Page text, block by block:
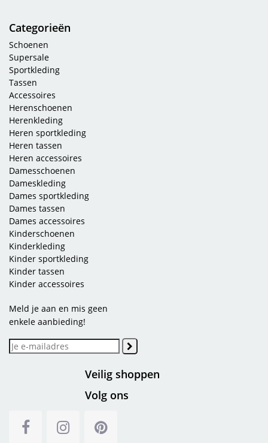
Categorieën
Schoenen
Supersale
Sportkleding
Tassen
Accessoires
Herenschoenen
Herenkleding
Heren sportkleding
Heren tassen
Heren accessoires
Damesschoenen
Dameskleding
Dames sportkleding
Dames tassen
Dames accessoires
Kinderschoenen
Kinderkleding
Kinder sportkleding
Kinder tassen
Kinder accessoires
Meld je aan en mis geen
enkele aanbieding!
Veilig shoppen
Volg ons